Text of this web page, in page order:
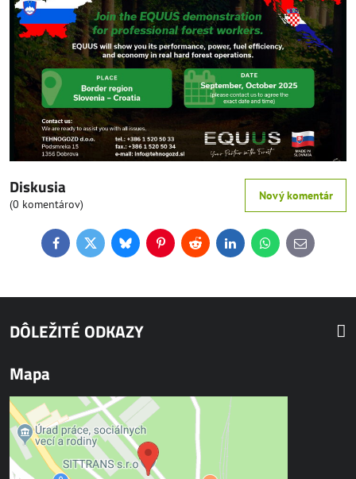
Diskusia
(0 komentárov)
Nový komentár
FacebookTwitterBlueskyPinterestReddit LinkedInWhatsApp
E-
mail
DÔLEŽITÉ ODKAZY
Mapa